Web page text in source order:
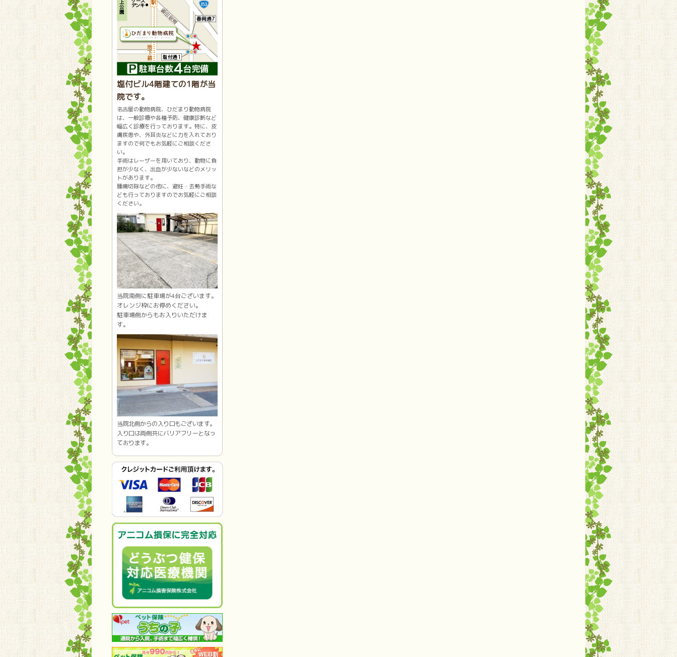
塩付ビル4階建ての1階が当
院です。
名古屋の動物病院、ひだまり動物病院
は、一般診療や各種予防、健康診断など
幅広く診療を行っております。特に、皮
膚疾患や、外耳炎などに力を入れており
ますので何でもお気軽にご相談くださ
い。
手術はレーザーを用いており、動物に負
担が少なく、出血が少ないなどのメリッ
トがあります。
腫瘍切除などの他に、避妊・去勢手術な
ども行っておりますのでお気軽にご相談
ください。
当院南側に駐車場が4台ございます。
オレンジ枠にお停めください。
駐車場側からもお入りいただけま
す。
当院北側からの入り口もございます。
入り口は両側共にバリアフリーとなっ
ております。